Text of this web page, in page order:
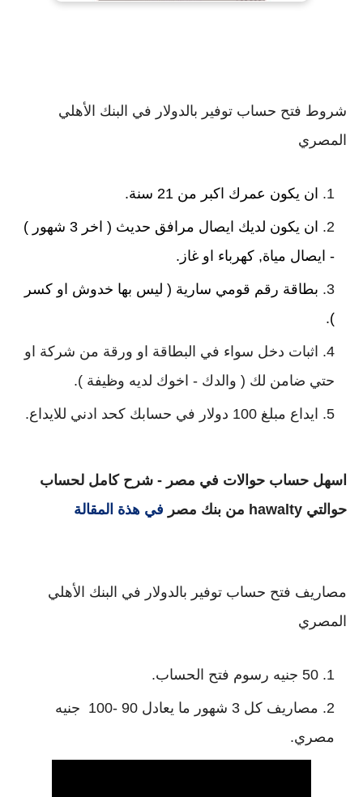
شروط فتح حساب توفير بالدولار في البنك الأهلي
المصري
ان يكون عمرك اكبر من 21 سنة.
ان يكون لديك ايصال مرافق حديث ( اخر 3 شهور )
- ايصال مياة, كهرباء او غاز.
بطاقة رقم قومي سارية ( ليس بها خدوش او كسر
).
اثبات دخل سواء في البطاقة او ورقة من شركة او
حتي ضامن لك ( والدك - اخوك لديه وظيفة ).
ايداع مبلغ 100 دولار في حسابك كحد ادني للايداع.
اسهل حساب حوالات في مصر - شرح كامل لحساب
حوالتي hawalty من بنك مصر
في هذة المقالة
مصاريف فتح حساب توفير بالدولار في البنك الأهلي
المصري
50 جنيه رسوم فتح الحساب.
مصاريف كل 3 شهور ما يعادل 90 -100 جنيه
مصري.